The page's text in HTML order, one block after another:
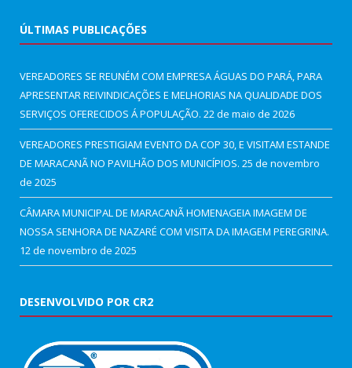
ÚLTIMAS PUBLICAÇÕES
VEREADORES SE REUNÉM COM EMPRESA ÁGUAS DO PARÁ, PARA
APRESENTAR REIVINDICAÇÕES E MELHORIAS NA QUALIDADE DOS
SERVIÇOS OFERECIDOS Á POPULAÇÃO. 22 de maio de 2026
VEREADORES PRESTIGIAM EVENTO DA COP 30, E VISITAM ESTANDE
DE MARACANÃ NO PAVILHÃO DOS MUNICÍPIOS. 25 de novembro
de 2025
CÂMARA MUNICIPAL DE MARACANÃ HOMENAGEIA IMAGEM DE
NOSSA SENHORA DE NAZARÉ COM VISITA DA IMAGEM PEREGRINA.
12 de novembro de 2025
DESENVOLVIDO POR CR2